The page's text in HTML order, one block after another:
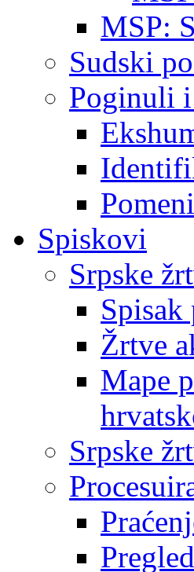
MSP:
Sudski
Poginuli
Spiskovi
Srpske
Žrtve
Mape
Srpske